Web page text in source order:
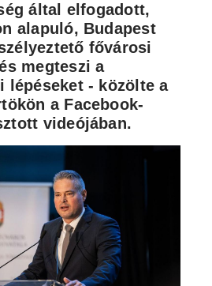
által elfogadott,
alapuló, Budapest
fővárosi
megteszi a
lépéseket - közölte a
a Facebook-
videójában.